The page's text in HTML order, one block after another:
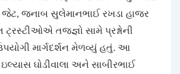
જનાબ સુલેમાનભાઈ રખડા હાજર
ટ્રસ્ટીઓએ તજજ્ઞો સામે પ્રશ્નોની
માર્ગદર્શન મેળવ્યું હતું. આ
ઘોડીવાલા અને સાબીરભાઈ